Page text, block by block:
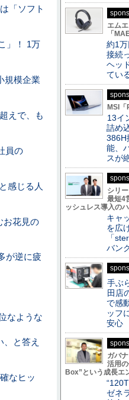
「ソフト
」！ 1万
規模企業
えで、も
員の
感じる人
お花見の
が逆に疲
なような
と答え
なヒッ
エム
「
約1
接続
ヘッ
てい
MSI
13イ
詰め
386H
能、
スが
シリ
最短4
ッシュレス導入の
キャ
を広
「
バン
手ぶ
田店
で感
ッフ
安心
ガバ
活用
Box”という成長エ
ゼネ